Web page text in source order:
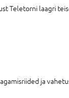
Teletorni laagri
ja